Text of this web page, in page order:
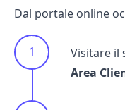
Dal portale online
Visitare il
Area